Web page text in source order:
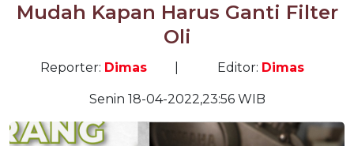
Mudah Kapan Harus Ganti Filter
Oli
Reporter: Dimas Editor: Dimas
Senin 18-04-2022,23:56 WIB